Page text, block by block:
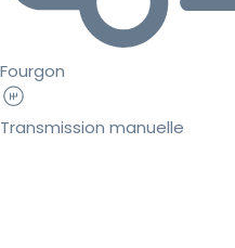
Fourgon
Transmission manuelle